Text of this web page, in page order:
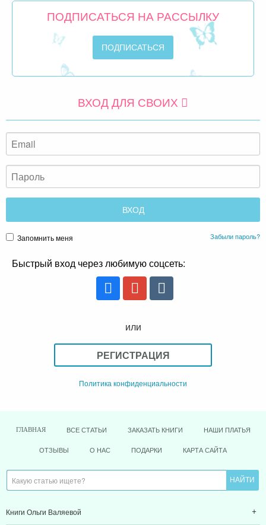
ПОДПИСАТЬСЯ НА РАССЫЛКУ
ВХОД ДЛЯ СВОИХ
Запомнить меня Забыли пароль?
Быстрый вход через любимую соцсеть:
или
РЕГИСТРАЦИЯ
Политика конфиденциальности
ГЛАВНАЯ ВСЕ СТАТЬИ ЗАКАЗАТЬ КНИГИ НАШИ ПЛАТЬЯ
ОТЗЫВЫ О НАС ПОДАРКИ КАРТА САЙТА
Книги Ольги Валяевой